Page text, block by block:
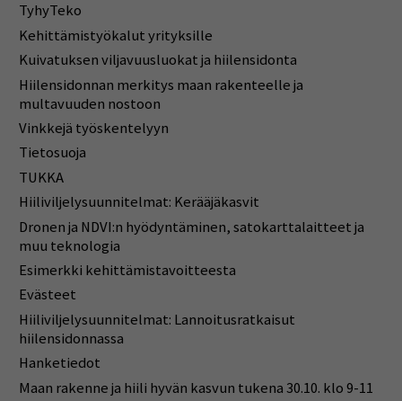
TyhyTeko
Kehittämistyökalut yrityksille
Kuivatuksen viljavuusluokat ja hiilensidonta
Hiilensidonnan merkitys maan rakenteelle ja
multavuuden nostoon
Vinkkejä työskentelyyn
Tietosuoja
TUKKA
Hiiliviljelysuunnitelmat: Kerääjäkasvit
Dronen ja NDVI:n hyödyntäminen, satokarttalaitteet ja
muu teknologia
Esimerkki kehittämistavoitteesta
Evästeet
Hiiliviljelysuunnitelmat: Lannoitusratkaisut
hiilensidonnassa
Hanketiedot
Maan rakenne ja hiili hyvän kasvun tukena 30.10. klo 9-11